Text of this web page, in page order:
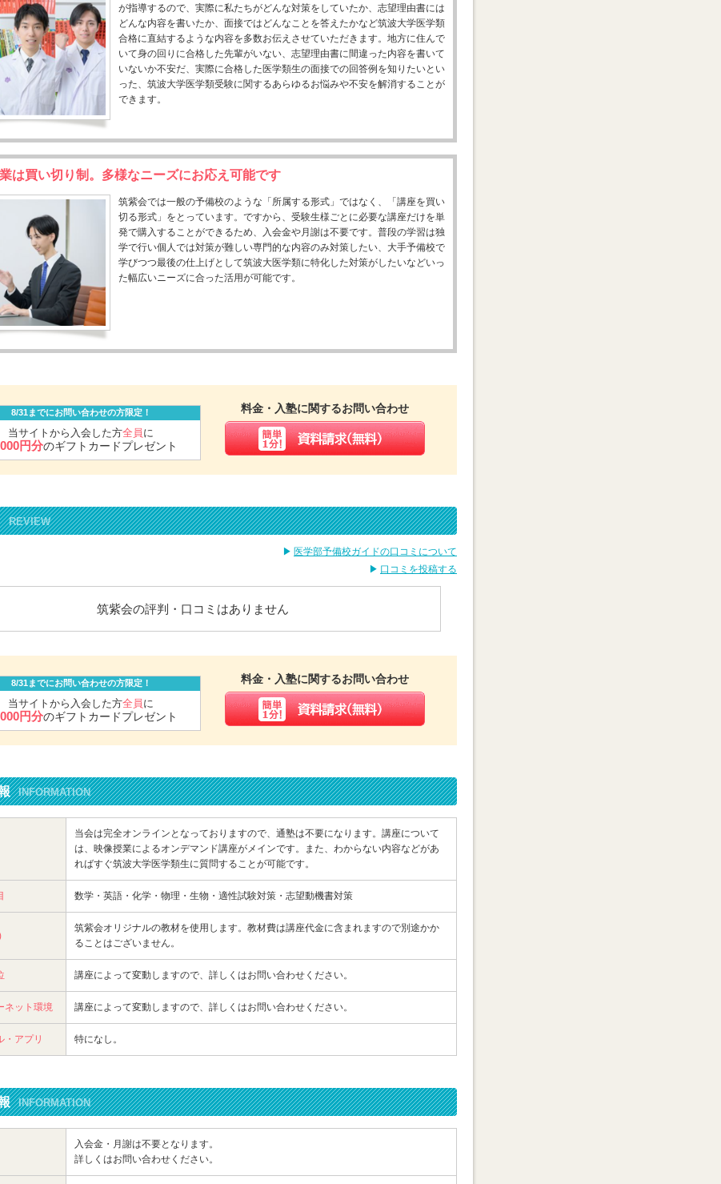
が指導するので、実際に私たちがどんな対策をしていたか、志望理由書には
どんな内容を書いたか、面接ではどんなことを答えたかなど筑波大学医学類
合格に直結するような内容を多数お伝えさせていただきます。地方に住んで
いて身の回りに合格した先輩がいない、志望理由書に間違った内容を書いて
いないか不安だ、実際に合格した医学類生の面接での回答例を知りたいとい
った、筑波大学医学類受験に関するあらゆるお悩みや不安を解消することが
できます。
は買い切り制。多様なニーズにお応え可能です
筑紫会では一般の予備校のような「所属する形式」ではなく、「講座を買い
切る形式」をとっています。ですから、受験生様ごとに必要な講座だけを単
発で購入することができるため、入会金や月謝は不要です。普段の学習は独
学で行い個人では対策が難しい専門的な内容のみ対策したい、大手予備校で
学びつつ最後の仕上げとして筑波大医学類に特化した対策がしたいなどいっ
た幅広いニーズに合った活用が可能です。
8/31までにお問い合わせの方限定！
当サイトから入会した方全員 に
円分のギフトカードプレゼント
料金・入塾に関するお問い合わせ
REVIEW
医学部予備校ガイドの口コミについて
口コミを投稿する
筑紫会の評判・口コミはありません
8/31までにお問い合わせの方限定！
当サイトから入会した方全員 に
円分のギフトカードプレゼント
料金・入塾に関するお問い合わせ
INFORMATION
当会は完全オンラインとなっておりますので、通塾は不要になります。講座について
は、映像授業によるオンデマンド講座がメインです。また、わからない内容などがあ
ればすぐ筑波大学医学類生に質問することが可能です。
数学・英語・化学・物理・生物・適性試験対策・志望動機書対策
筑紫会オリジナルの教材を使用します。教材費は講座代金に含まれますので別途かか
ることはございません。
講座によって変動しますので、詳しくはお問い合わせください。
ネット環境 講座によって変動しますので、詳しくはお問い合わせください。
・アプリ 特になし。
INFORMATION
入会金・月謝は不要となります。
詳しくはお問い合わせください。